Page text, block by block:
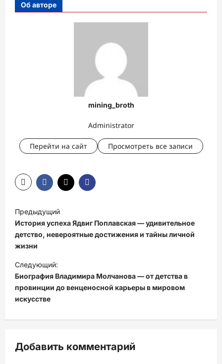
Об авторе
mining_broth
Administrator
Перейти на сайт Просмотреть все записи
а
в
и
г
а
ц
з
Предыдущий
История успеха Ядвиг Поплавская — удивительное
детство, невероятные достижения и тайны личной
жизни
Следующий:
Биография Владимира Молчанова — от детства в
провинции до венценосной карьеры в мировом
искусстве
Добавить комментарий